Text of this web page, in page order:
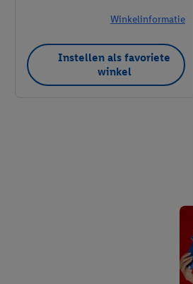
Winkelinformatie
Instellen als favoriete
winkel